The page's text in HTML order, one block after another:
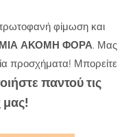
φίμωση και
ΜΙΑ ΑΚΟΜΗ ΦΟΡΑ. Μας
προσχήματα! Μπορείτε
παντού τις
μας!